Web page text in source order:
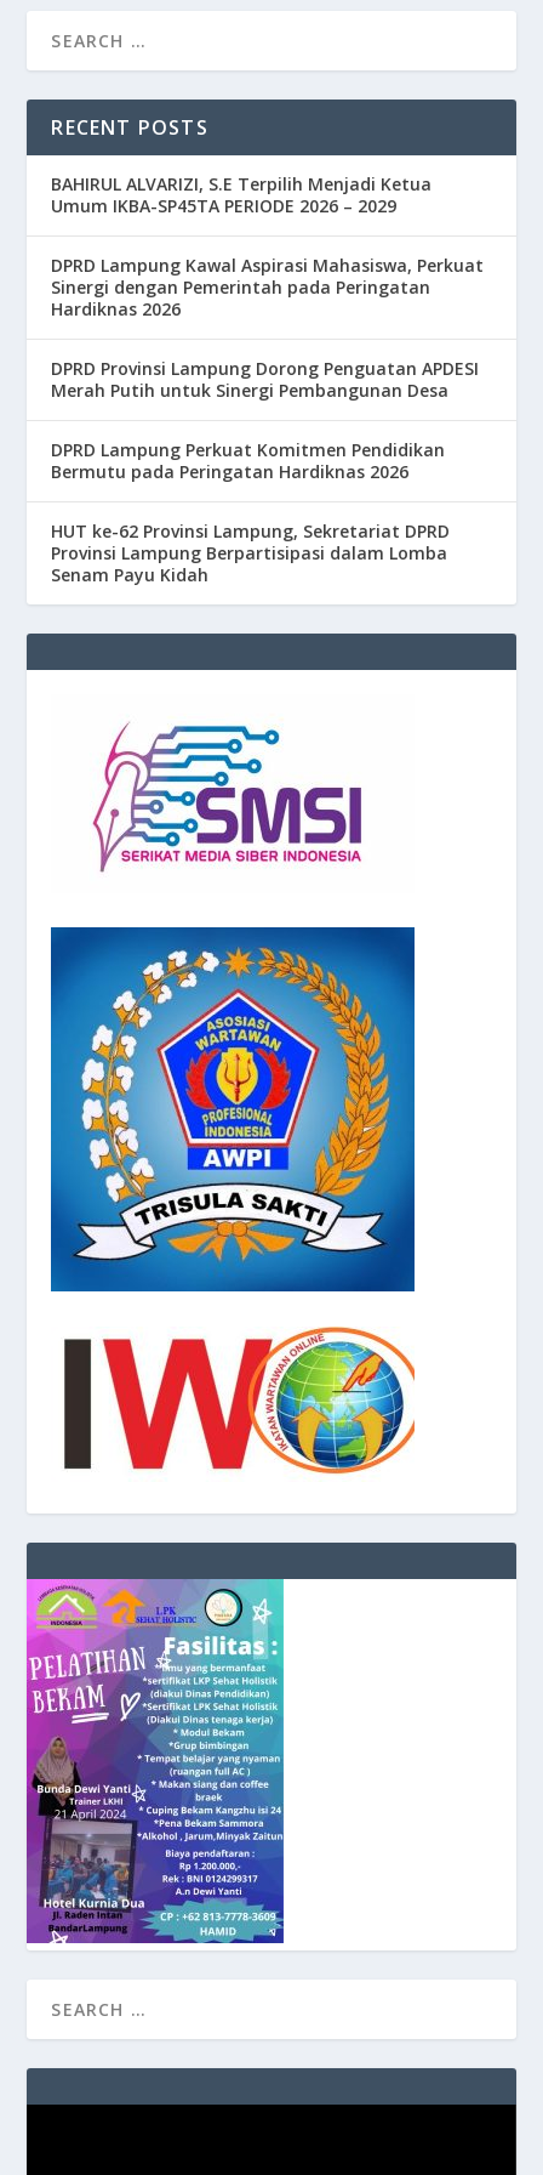
RECENT POSTS
BAHIRUL ALVARIZI, S.E Terpilih Menjadi Ketua
Umum IKBA-SP45TA PERIODE 2026 – 2029
DPRD Lampung Kawal Aspirasi Mahasiswa, Perkuat
Sinergi dengan Pemerintah pada Peringatan
Hardiknas 2026
DPRD Provinsi Lampung Dorong Penguatan APDESI
Merah Putih untuk Sinergi Pembangunan Desa
DPRD Lampung Perkuat Komitmen Pendidikan
Bermutu pada Peringatan Hardiknas 2026
HUT ke-62 Provinsi Lampung, Sekretariat DPRD
Provinsi Lampung Berpartisipasi dalam Lomba
Senam Payu Kidah